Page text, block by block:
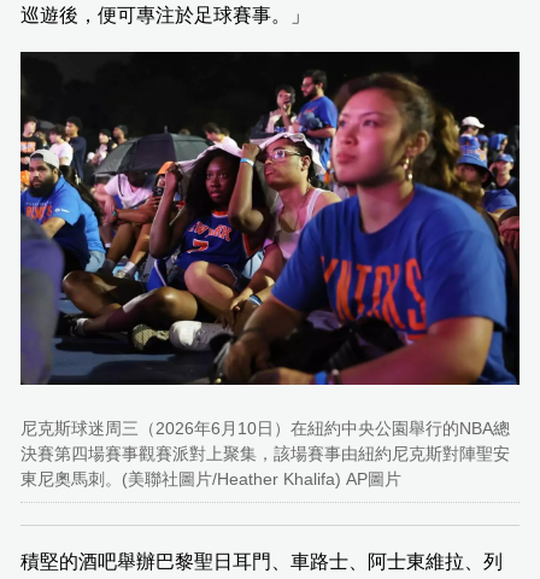
巡遊後，便可專注於足球賽事。」
尼克斯球迷周三（2026年6月10日）在紐約中央公園舉行的NBA總
決賽第四場賽事觀賽派對上聚集，該場賽事由紐約尼克斯對陣聖安
東尼奧馬刺。(美聯社圖片/Heather Khalifa) AP圖片
積堅的酒吧舉辦巴黎聖日耳門、車路士、阿士東維拉、列